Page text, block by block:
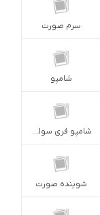
سرم صورت
شامپو
شامپو فری سولفات
شوينده صورت